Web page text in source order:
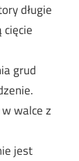
długie
grud
walce z
jest